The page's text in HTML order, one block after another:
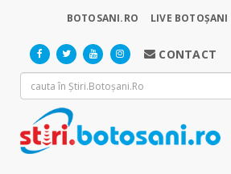
BOTOSANI.RO LIVE BOTOȘANI
CONTACT